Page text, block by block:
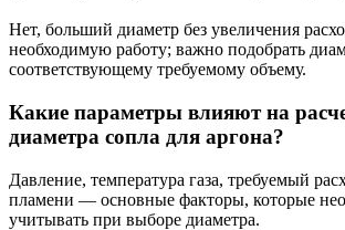
Нет, больший диаметр без увеличения
необходимую работу; важно подобрать
соответствующему требуемому объему.
Какие параметры влияют на
диаметра сопла для аргона?
Давление, температура газа, требуемый
пламени — основные факторы, которые
учитывать при выборе диаметра.